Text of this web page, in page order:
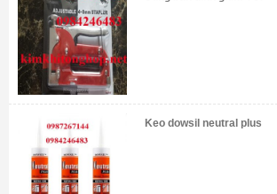
Keo dowsil neutral plus